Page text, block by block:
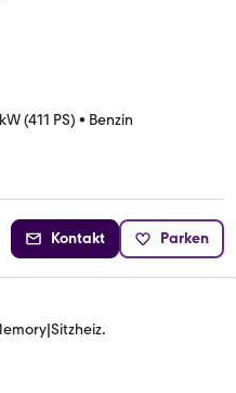
(411 PS) • Benzin
Kontakt Parken